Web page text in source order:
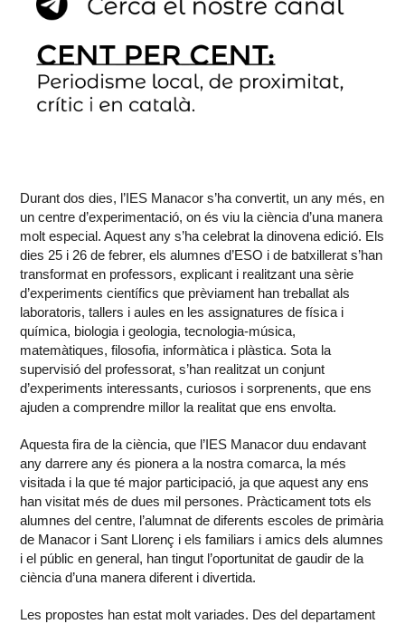
Durant dos dies, l’IES Manacor s’ha convertit, un any més, en
un centre d’experimentació, on és viu la ciència d’una manera
molt especial. Aquest any s’ha celebrat la dinovena edició. Els
dies 25 i 26 de febrer, els alumnes d’ESO i de batxillerat s’han
transformat en professors, explicant i realitzant una sèrie
d’experiments científics que prèviament han treballat als
laboratoris, tallers i aules en les assignatures de física i
química, biologia i geologia, tecnologia-música,
matemàtiques, filosofia, informàtica i plàstica. Sota la
supervisió del professorat, s’han realitzat un conjunt
d’experiments interessants, curiosos i sorprenents, que ens
ajuden a comprendre millor la realitat que ens envolta.
Aquesta fira de la ciència, que l’IES Manacor duu endavant
any darrere any és pionera a la nostra comarca, la més
visitada i la que té major participació, ja que aquest any ens
han visitat més de dues mil persones. Pràcticament tots els
alumnes del centre, l’alumnat de diferents escoles de primària
de Manacor i Sant Llorenç i els familiars i amics dels alumnes
i el públic en general, han tingut l’oportunitat de gaudir de la
ciència d’una manera diferent i divertida.
Les propostes han estat molt variades. Des del departament